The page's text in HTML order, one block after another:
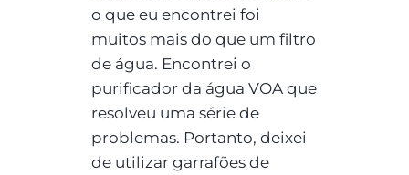
o que eu encontrei foi
muitos mais do que um filtro
de água. Encontrei o
purificador da água VOA que
resolveu uma série de
problemas. Portanto, deixei
de utilizar garrafões de